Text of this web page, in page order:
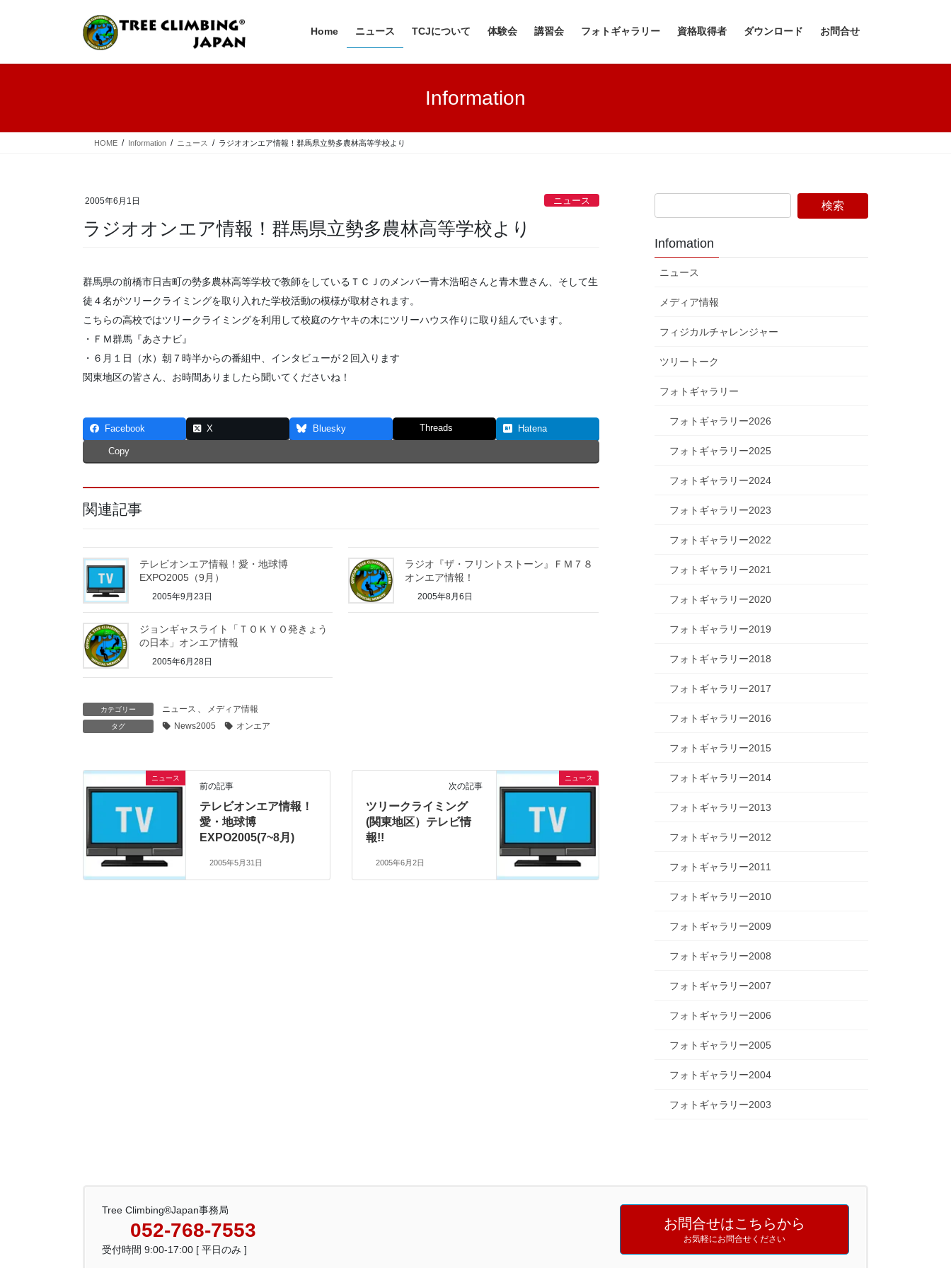
ツ
シ
Home ニュース TCJについて 体験会 講習会 フォトギャラリー 資格取得者 ダウンロード お問合せ
Information
HOME Information ニュース ラジオオンエア情報！群馬県立勢多農林高等学校より
2005年6月1日 ニュース
ラジオオンエア情報！群馬県立勢多農林高等学校より
群馬県の前橋市日吉町の勢多農林高等学校で教師をしているＴＣＪのメンバー青木浩昭さんと青木豊さん、そして生
徒４名がツリークライミングを取り入れた学校活動の模様が取材されます。
こちらの高校ではツリークライミングを利用して校庭のケヤキの木にツリーハウス作りに取り組んでいます。
・ＦＭ群馬『あさナビ』
・６月１日（水）朝７時半からの番組中、インタビューが２回入ります
関東地区の皆さん、お時間ありましたら聞いてくださいね！
Facebook X Bluesky Threads Hatena
Copy
関連記事
テレビオンエア情報！愛・地球博
EXPO2005（9月）
2005年9月23日
ラジオ『ザ・フリントストーン』ＦＭ７８
オンエア情報！
2005年8月6日
ジョンギャスライト「ＴＯＫＹＯ発きょう
の日本」オンエア情報
2005年6月28日
カテゴリー ニュース メディア情報
タグ News2005 オンエア
ニュース
前の記事
テレビオンエア情報！
愛・地球博
EXPO2005(7~8月)
2005年5月31日
ニュース
次の記事
ツリークライミング
(関東地区）テレビ情
報!!
2005年6月2日
Infomation
ニュース
メディア情報
フィジカルチャレンジャー
ツリートーク
フォトギャラリー
フォトギャラリー2026
フォトギャラリー2025
フォトギャラリー2024
フォトギャラリー2023
フォトギャラリー2022
フォトギャラリー2021
フォトギャラリー2020
フォトギャラリー2019
フォトギャラリー2018
フォトギャラリー2017
フォトギャラリー2016
フォトギャラリー2015
フォトギャラリー2014
フォトギャラリー2013
フォトギャラリー2012
フォトギャラリー2011
フォトギャラリー2010
フォトギャラリー2009
フォトギャラリー2008
フォトギャラリー2007
フォトギャラリー2006
フォトギャラリー2005
フォトギャラリー2004
フォトギャラリー2003
Tree Climbing®Japan事務局
052-768-7553
受付時間 9:00-17:00 [ 平日のみ ]
お問合せはこちらから
お気軽にお問合せください